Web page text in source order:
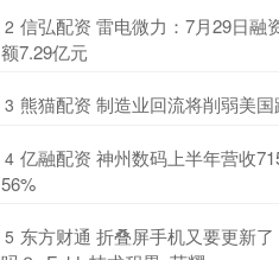
2 信弘配资 雷电微力：7月29日融
额7.29亿元
3 熊猫配资 制造业回流将削弱美
4 亿融配资 神州数码上半年营收
56%
5 东方财通 折叠屏手机又要更新